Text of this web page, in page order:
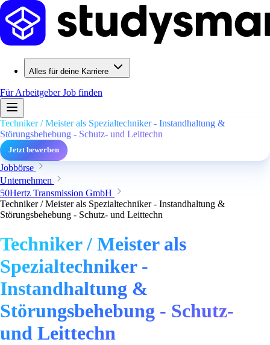
Alles für deine Karriere
Für ArbeitgeberJob finden
Techniker / Meister als Spezialtechniker - Instandhaltung &
Störungsbehebung - Schutz- und Leittechn
Jetzt bewerben
Jobbörse
Unternehmen
50Hertz Transmission GmbH
Techniker / Meister als Spezialtechniker - Instandhaltung &
Störungsbehebung - Schutz- und Leittechn
Techniker / Meister als
Spezialtechniker -
Instandhaltung &
Störungsbehebung - Schutz-
und Leittechn